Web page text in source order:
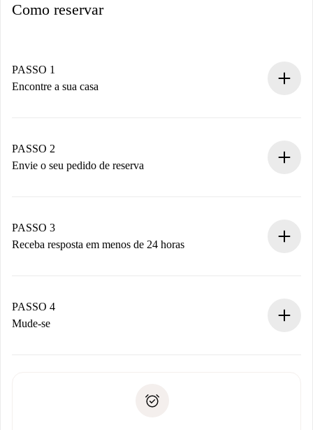
Como reservar
PASSO 1
Encontre a sua casa
Você tem todas as informações necessárias
antecipadamente.
PASSO 2
Envie o seu pedido de reserva
Não cobramos nada até que o proprietário confirme.
PASSO 3
Receba resposta em menos de 24 horas
proprietário.
Se recusada: não cobraremos nada e ofereceremos
Débito direto bancário
PASSO 4
Mude-se
não comunicar nenhum problema.